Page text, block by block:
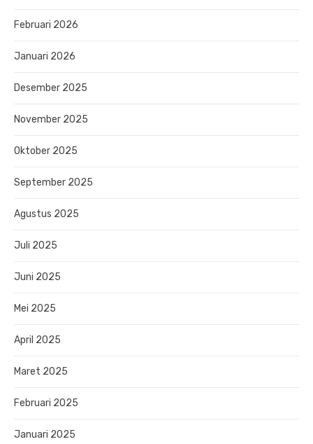
Februari 2026
Januari 2026
Desember 2025
November 2025
Oktober 2025
September 2025
Agustus 2025
Juli 2025
Juni 2025
Mei 2025
April 2025
Maret 2025
Februari 2025
Januari 2025